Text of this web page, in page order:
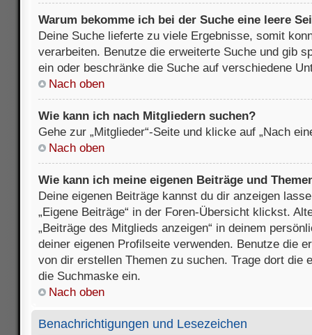
Warum bekomme ich bei der Suche eine leere
Deine Suche lieferte zu viele Ergebnisse, somit
verarbeiten. Benutze die erweiterte Suche und gib
ein oder beschränke die Suche auf verschiedene
Nach oben
Wie kann ich nach Mitgliedern suchen?
Gehe zur „Mitglieder“-Seite und klicke auf „Nach
Nach oben
Wie kann ich meine eigenen Beiträge und
Deine eigenen Beiträge kannst du dir anzeigen
„Eigene Beiträge“ in der Foren-Übersicht klickst.
„Beiträge des Mitglieds anzeigen“ in deinem
deiner eigenen Profilseite verwenden. Benutze die
von dir erstellen Themen zu suchen. Trage dort die
die Suchmaske ein.
Nach oben
Benachrichtigungen und Lesezeichen